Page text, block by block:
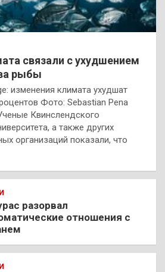
связали с ухудшением
рыбы
изменения климата ухудшат
Фото: Sebastian Pena
Квинслендского
а также других
организаций показали, что
разорвал
отношения с